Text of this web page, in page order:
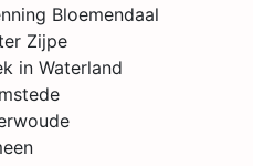
Bloemendaal
Zijpe
in Waterland